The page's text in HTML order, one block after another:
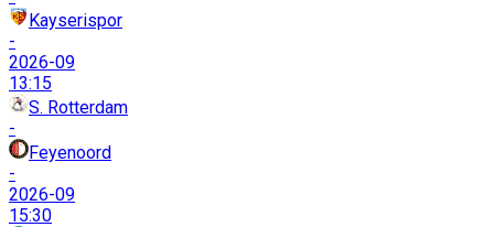
Kayserispor
-
2026-09
13:15
S. Rotterdam
-
Feyenoord
-
2026-09
15:30